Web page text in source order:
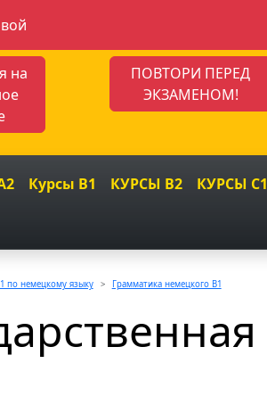
на
ПОВТОРИ ПЕРЕД
ЭКЗАМЕНОМ!
Курсы B1 КУРСЫ B2
КУРСЫ C1
по немецкому языку Грамматика немецкого B1